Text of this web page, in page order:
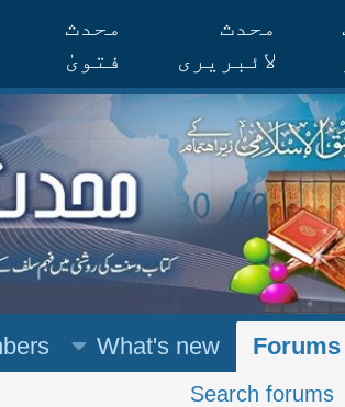
محدث
لائبریری
محدث
فتویٰ
Forums
What's new
Search forums